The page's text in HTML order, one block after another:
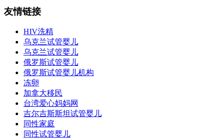
友情链接
HIV洗精
乌克兰试管婴儿
乌克兰试管婴儿
俄罗斯试管婴儿
俄罗斯试管婴儿机构
冻卵
加拿大移民
台湾爱心妈妈网
吉尔吉斯斯坦试管婴儿
同性家庭
同性试管婴儿